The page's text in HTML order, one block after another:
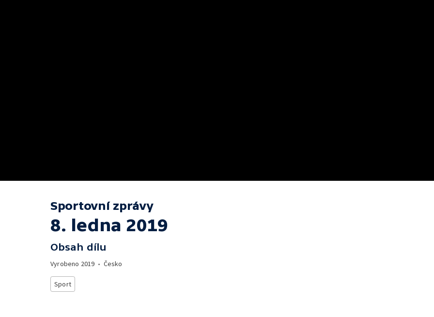
Sportovní zprávy
8. ledna 2019
Obsah dílu
Vyrobeno 2019 • Česko
Sport